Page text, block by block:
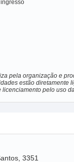
pela organização e
estão
pelo uso
3351